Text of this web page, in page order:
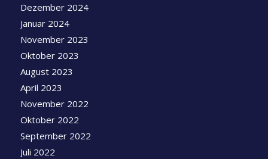
Dezember 2024
Januar 2024
November 2023
Oktober 2023
August 2023
April 2023
November 2022
Oktober 2022
September 2022
Juli 2022